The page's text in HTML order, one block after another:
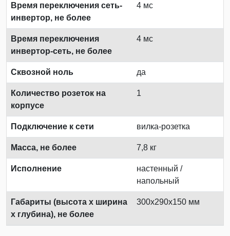
Время переключения сеть-
инвертор, не более
4 мс
Время переключения
инвертор-сеть, не более
4 мс
Сквозной ноль да
Количество розеток на
корпусе
1
Подключение к сети вилка-розетка
Масса, не более 7,8 кг
Исполнение
настенный /
напольный
Габариты (высота х ширина
х глубина), не более
300х290х150 мм